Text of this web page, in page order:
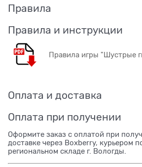
Правила
Правила и инструкции
Правила игры "Шустрые
Оплата и доставка
Оплата при получении
Оформите заказ с оплатой при
доставке через Boxberry, курьером
региональном складе г. Вологды.